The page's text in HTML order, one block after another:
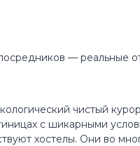
— реальные
чистый
с шикарными
хостелы. Они во